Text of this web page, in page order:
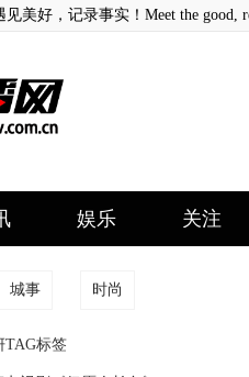
美好，记录事实！Meet the good,
娱乐 关注
城事 时尚
TAG标签